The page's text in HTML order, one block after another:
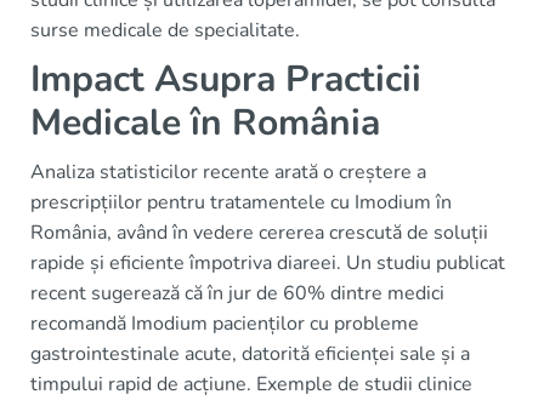
surse medicale de specialitate.
Impact Asupra Practicii
Medicale în România
Analiza statisticilor recente arată o creștere a
prescripțiilor pentru tratamentele cu Imodium în
România, având în vedere cererea crescută de soluții
rapide și eficiente împotriva diareei. Un studiu publicat
recent sugerează că în jur de 60% dintre medici
recomandă Imodium pacienților cu probleme
gastrointestinale acute, datorită eficienței sale și a
timpului rapid de acțiune. Exemple de studii clinice